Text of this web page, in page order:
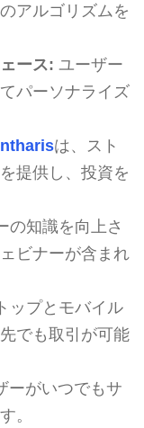
アルゴリズムを
ース: ユーザー
パーソナライズ
は、スト
提供し、投資を
の知識を向上さ
ビナーが含まれ
ップとモバイル
でも取引が可能
ーがいつでもサ
。